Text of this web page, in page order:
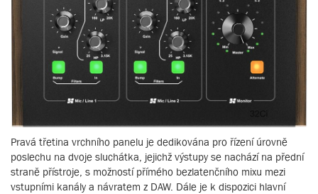
Pravá třetina vrchního panelu je dedikována pro řízení úrovně
poslechu na dvoje sluchátka, jejichž výstupy se nachází na přední
straně přístroje, s možností přímého bezlatenčního mixu mezi
vstupními kanály a návratem z DAW. Dále je k dispozici hlavní